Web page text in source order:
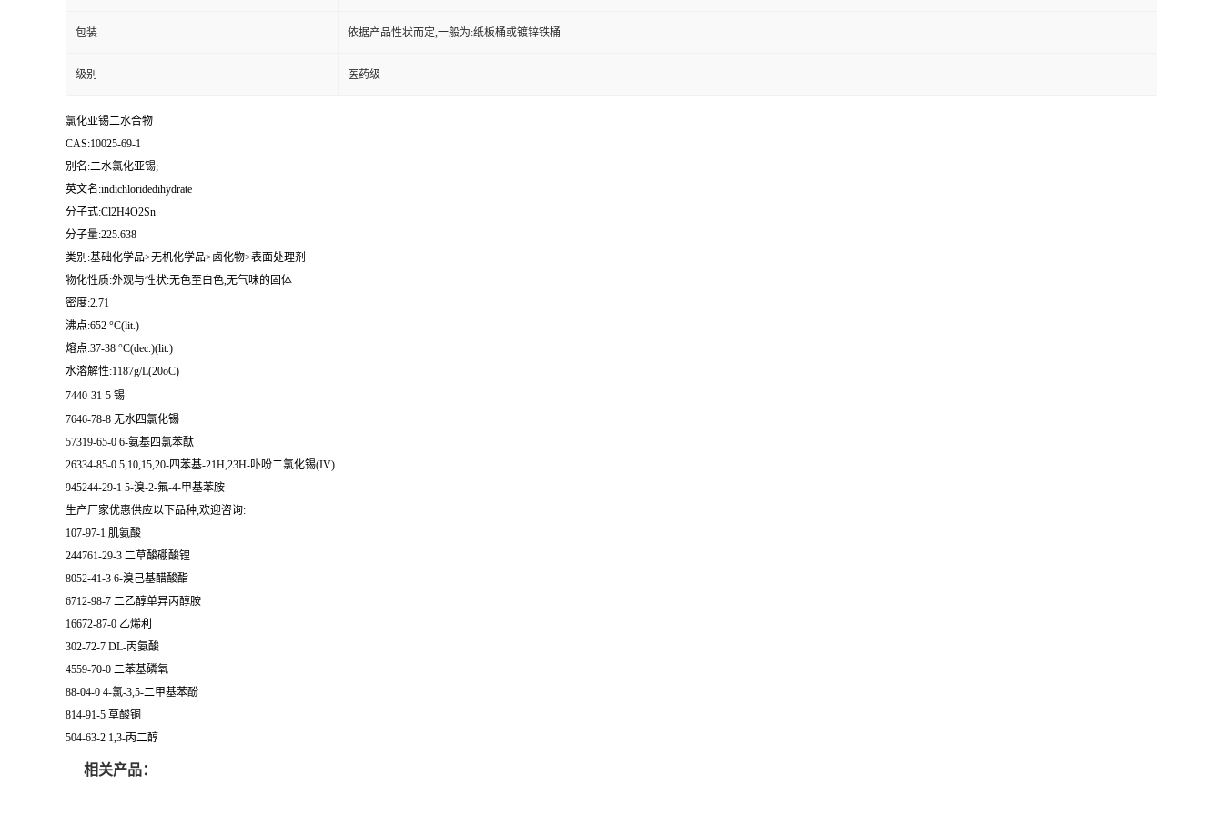
包装 依据产品性状而定,一般为:纸板桶或镀锌铁桶
级别 医药级
氯化亚锡二水合物
CAS:10025-69-1
别名:二水氯化亚锡;
英文名:indichloridedihydrate
分子式:Cl2H4O2Sn
分子量:225.638
类别:基础化学品>无机化学品>卤化物>表面处理剂
物化性质:外观与性状:无色至白色,无气味的固体
密度:2.71
沸点:652 °C(lit.)
熔点:37-38 °C(dec.)(lit.)
水溶解性:1187g/L(20oC)
7440-31-5 锡
7646-78-8 无水四氯化锡
57319-65-0 6-氨基四氯苯酞
26334-85-0 5,10,15,20-四苯基-21H,23H-卟吩二氯化锡(IV)
945244-29-1 5-溴-2-氟-4-甲基苯胺
生产厂家优惠供应以下品种,欢迎咨询:
107-97-1 肌氨酸
244761-29-3 二草酸硼酸锂
8052-41-3 6-溴己基醋酸酯
6712-98-7 二乙醇单异丙醇胺
16672-87-0 乙烯利
302-72-7 DL-丙氨酸
4559-70-0 二苯基磷氧
88-04-0 4-氯-3,5-二甲基苯酚
814-91-5 草酸铜
504-63-2 1,3-丙二醇
相关产品：